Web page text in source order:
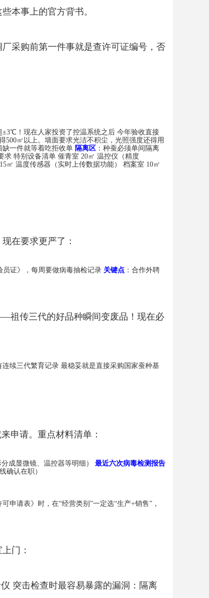
本事上的官方背书。
采购前第一件事就是查许可证编号，否
！现在人家投资了控温系统之后 今年验收直接
500㎡以上。墙面要求光洁不积尘，光照强度还得用
缺一件就等着吃拒收单 隔离区 ：种蚕必须单间隔离
特别设备清单 催青室 20㎡ 温控仪（精度
㎡ 温度传感器（实时上传数据功能） 档案室 10㎡
在要求更严了：
员证》，每周要做病毒抽检记录 关键点 ：合作外聘
祖传三代的好品种瞬间变废品！现在必
续三代繁育记录 最稳妥就是直接采购国家蚕种基
申请。重点材料清单：
分成显微镜、温控器等明细） 最近六次病毒检测报告
确认在职）
申请表》时，在“经营类别”一定选“生产+销售”，
门：
突击检查时最容易暴露的漏洞：隔离